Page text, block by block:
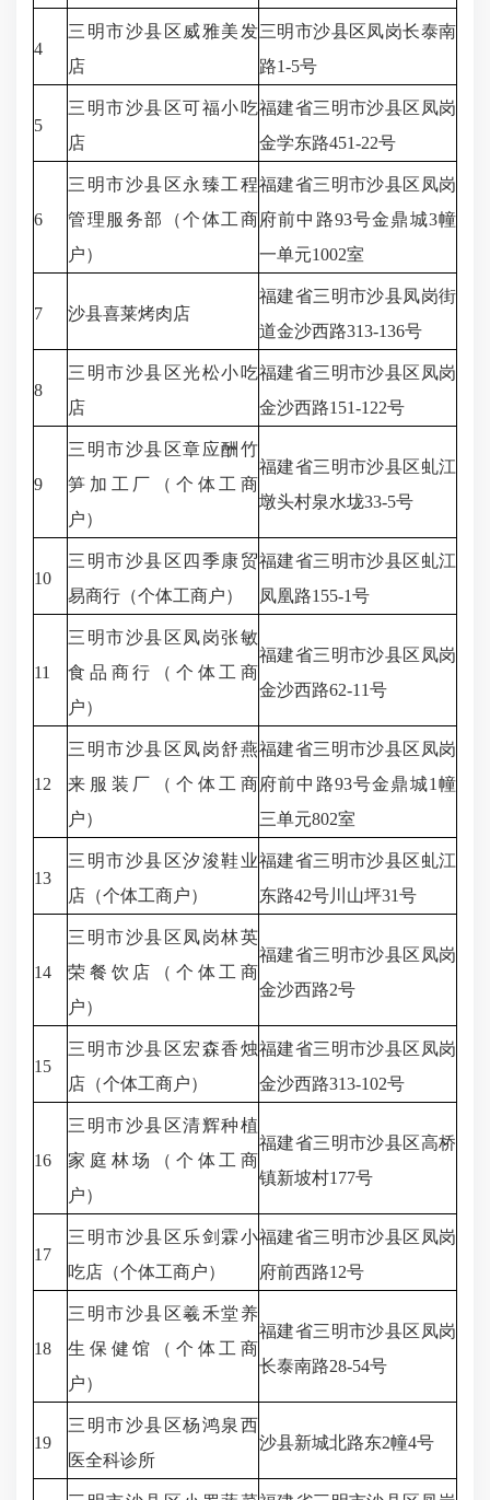
4
三明市沙县区威雅美发
店
三明市沙县区凤岗长泰南
路1-5号
5
三明市沙县区可福小吃
店
福建省三明市沙县区凤岗
金学东路451-22号
6
三明市沙县区永臻工程
管理服务部（个体工商
户）
福建省三明市沙县区凤岗
府前中路93号金鼎城3幢
一单元1002室
7 沙县喜莱烤肉店
福建省三明市沙县凤岗街
道金沙西路313-136号
8
三明市沙县区光松小吃
店
福建省三明市沙县区凤岗
金沙西路151-122号
9
三明市沙县区章应酬竹
笋加工厂（个体工商
户）
福建省三明市沙县区虬江
墩头村泉水垅33-5号
10
三明市沙县区四季康贸
易商行（个体工商户）
福建省三明市沙县区虬江
凤凰路155-1号
11
三明市沙县区凤岗张敏
食品商行（个体工商
户）
福建省三明市沙县区凤岗
金沙西路62-11号
12
三明市沙县区凤岗舒燕
来服装厂（个体工商
户）
福建省三明市沙县区凤岗
府前中路93号金鼎城1幢
三单元802室
13
三明市沙县区汐浚鞋业
店（个体工商户）
福建省三明市沙县区虬江
东路42号川山坪31号
14
三明市沙县区凤岗林英
荣餐饮店（个体工商
户）
福建省三明市沙县区凤岗
金沙西路2号
15
三明市沙县区宏森香烛
店（个体工商户）
福建省三明市沙县区凤岗
金沙西路313-102号
16
三明市沙县区清辉种植
家庭林场（个体工商
户）
福建省三明市沙县区高桥
镇新坡村177号
17
三明市沙县区乐剑霖小
吃店（个体工商户）
福建省三明市沙县区凤岗
府前西路12号
18
三明市沙县区羲禾堂养
生保健馆（个体工商
户）
福建省三明市沙县区凤岗
长泰南路28-54号
19
三明市沙县区杨鸿泉西
医全科诊所
沙县新城北路东2幢4号